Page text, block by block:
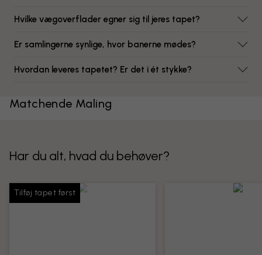
Hvilke vægoverflader egner sig til jeres tapet?
Er samlingerne synlige, hvor banerne mødes?
Hvordan leveres tapetet? Er det i ét stykke?
Matchende Maling
Har du alt, hvad du behøver?
Tilføj tapet først